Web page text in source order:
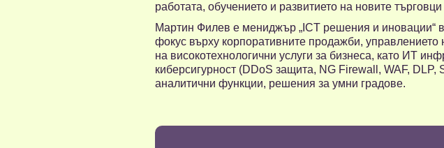
работата, обучението и развитието на новите
Мартин Филев е мениджър „ICT решения и иновации“
фокус върху корпоративните продажби,
на високотехнологични услуги за бизнеса, като ИТ
киберсигурност (DDoS защита, NG Firewall, WAF,
аналитични функции, решения за умни градове.